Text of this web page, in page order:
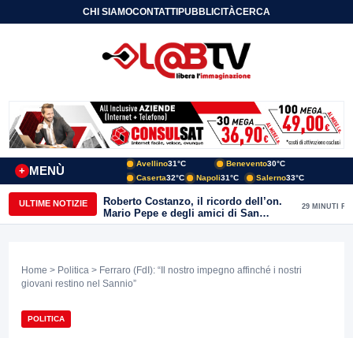
CHI SIAMOCONTATTIPUBBLICITÀCERCA
MENÙ
+
Avellino31°C Benevento30°C
Caserta32°C Napoli31°C Salerno33°C
ULTIME NOTIZIE
Roberto Costanzo, il ricordo dell’on.
Mario Pepe e degli amici di San
Giorgio del Sannio
29 MINUTI FA
Home > Politica > Ferraro (FdI): “Il nostro impegno affinché i nostri
giovani restino nel Sannio”
POLITICA